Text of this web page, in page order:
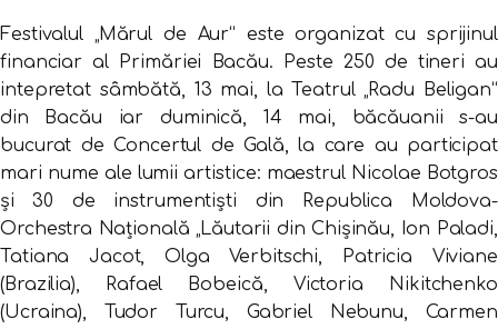
Festivalul „Mărul de Aur“ este organizat cu sprijinul
financiar al Primăriei Bacău. Peste 250 de tineri au
intepretat sâmbătă, 13 mai, la Teatrul „Radu Beligan“
din Bacău iar duminică, 14 mai, băcăuanii s-au
bucurat de Concertul de Gală, la care au participat
mari nume ale lumii artistice: maestrul Nicolae Botgros
şi 30 de instrumentişti din Republica Moldova-
Orchestra Naţională „Lăutarii din Chişinău, Ion Paladi,
Tatiana Jacot, Olga Verbitschi, Patricia Viviane
(Brazilia), Rafael Bobeică, Victoria Nikitchenko
(Ucraina), Tudor Turcu, Gabriel Nebunu, Carmen